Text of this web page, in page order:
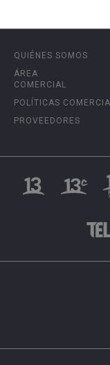
QUIÉNES SOMOS
ÁREA
COMERCIAL
POLÍTICAS
PROVEEDORES